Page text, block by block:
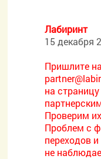
Лабиринт
15 декабря
Пришлите
на
Проверим
Проблем с
переходов
не